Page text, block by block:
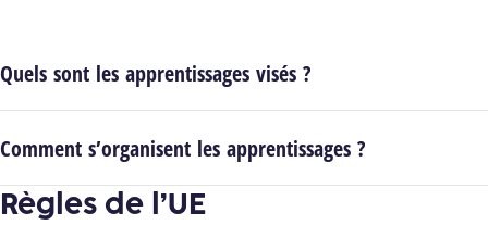
Quels sont les apprentissages visés ?
Comment s’organisent les apprentissages ?
Règles de l’UE